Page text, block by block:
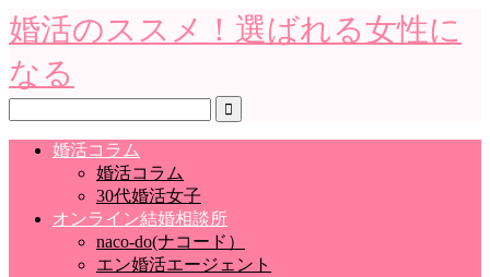
婚活のススメ！選ばれる女性に
なる
婚活コラム
婚活コラム
30代婚活女子
オンライン結婚相談所
naco-do(ナコード）
エン婚活エージェント